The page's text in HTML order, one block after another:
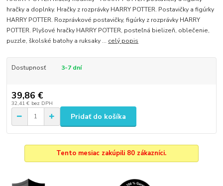
hračky a doplnky. Hračky z rozprávky HARRY POTTER. Postavičky a figúrky
HARRY POTTER. Rozprávkové postavičky, figúrky z rozprávky HARRY
POTTER. Plyšové hračky HARRY POTTER, posteľná bielizeň, oblečenie,
puzzle, školské batohy a ruksaky ... celý popis
Dostupnosť 3-7 dní
39,86 €
32,41 € bez DPH
Pridať do košíka
Tento mesiac zakúpili 80 zákazníci.